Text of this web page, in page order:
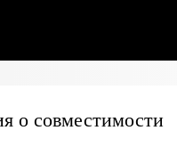
о совместимости